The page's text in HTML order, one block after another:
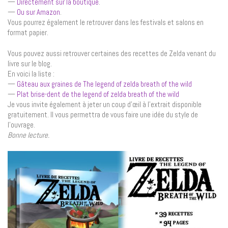
— Ou sur Amazon.
Vous pourrez également le retrouver dans les festivals et salons en
format papier.
Vous pouvez aussi retrouver certaines des recettes de Zelda venant du
livre sur le blog.
En voici la liste :
— Gâteau aux graines de The legend of zelda breath of the wild
— Plat brise-dent de the legend of zelda breath of the wild
Je vous invite également à jeter un coup d’œil à l’extrait disponible
gratuitement. Il vous permettra de vous faire une idée du style de
l’ouvrage.
Bonne lecture.